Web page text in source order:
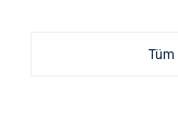
Tüm